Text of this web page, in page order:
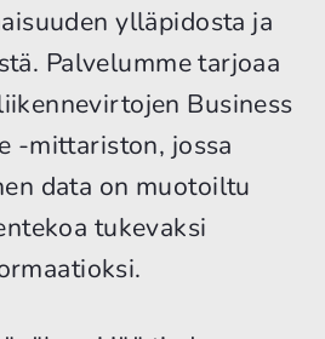
ylläpidosta ja
Palvelumme tarjoaa
Business
-mittariston, jossa
data on muotoiltu
tukevaksi